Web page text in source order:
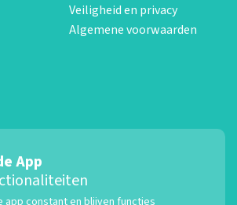
Veiligheid en privacy
Algemene voorwaarden
App
app constant en blijven functies